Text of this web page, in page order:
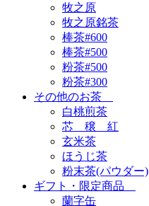
牧之原
牧之原銘茶
棒茶#600
棒茶#500
粉茶#500
粉茶#300
その他のお茶
白桃煎茶
芯 穣 紅
玄米茶
ほうじ茶
粉末茶(パウダー)
ギフト・限定商品
蘭字缶